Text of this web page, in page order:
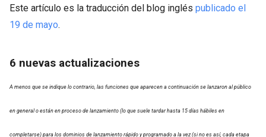
Este artículo es la traducción del blog inglés publicado el
19 de mayo.
6 nuevas actualizaciones
A menos que se indique lo contrario, las funciones que aparecen a continuación se lanzaron al público
en general o están en proceso de lanzamiento (lo que suele tardar hasta 15 días hábiles en
completarse) para los dominios de lanzamiento rápido y programado a la vez (si no es así, cada etapa